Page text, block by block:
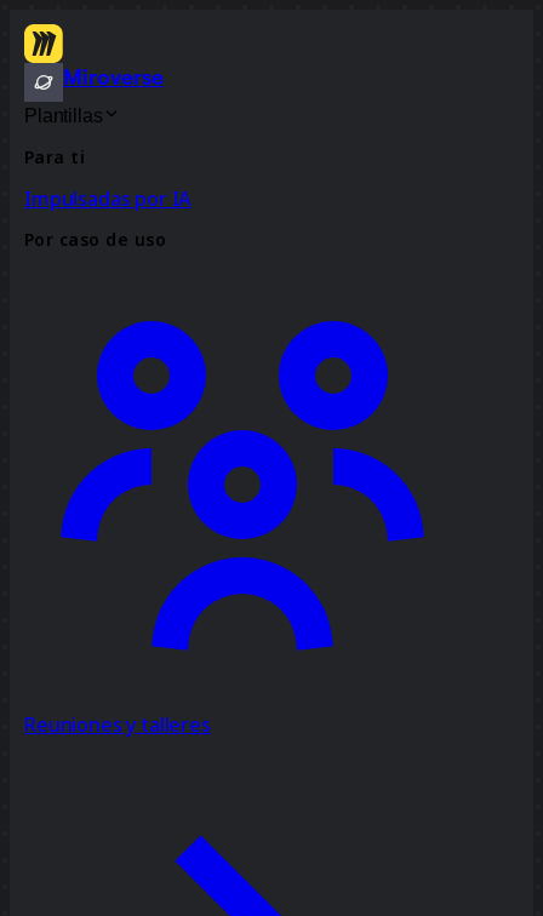
Miroverse
Plantillas
Para ti
Impulsadas por IA
Por caso de uso
Reuniones y talleres